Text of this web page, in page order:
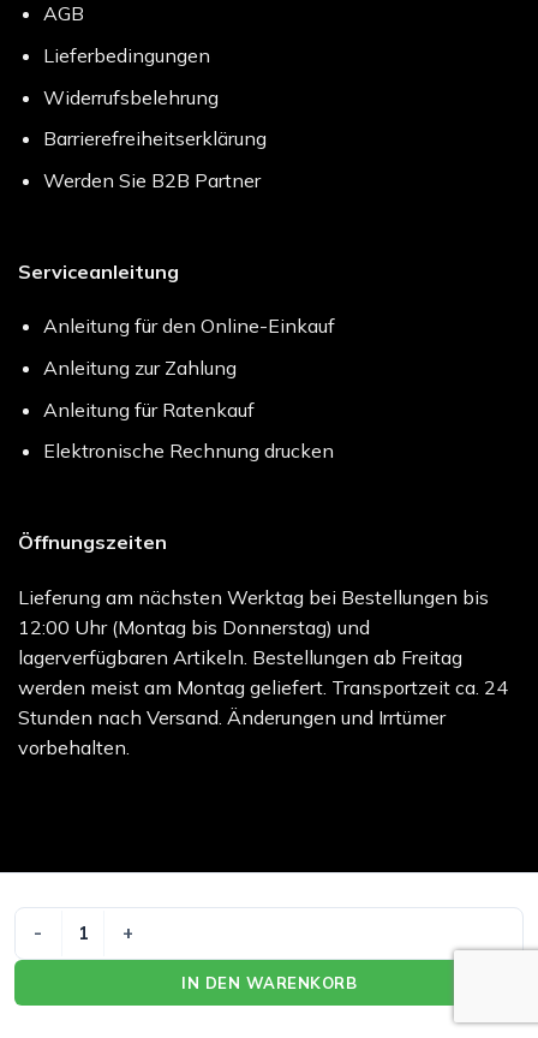
AGB
Lieferbedingungen
Widerrufsbelehrung
Barrierefreiheitserklärung
Werden Sie B2B Partner
Serviceanleitung
Anleitung für den Online-Einkauf
Anleitung zur Zahlung
Anleitung für Ratenkauf
Elektronische Rechnung drucken
Öffnungszeiten
Lieferung am nächsten Werktag bei Bestellungen bis
12:00 Uhr (Montag bis Donnerstag) und
lagerverfügbaren Artikeln. Bestellungen ab Freitag
werden meist am Montag geliefert. Transportzeit ca. 24
Stunden nach Versand. Änderungen und Irrtümer
vorbehalten.
TransferCard
melocare GmbH - Online Shop | Besuchen Sie uns unter
melo.care
OPTIPLASTE C 2.5MX6CM ROLL Menge
IN DEN WARENKORB